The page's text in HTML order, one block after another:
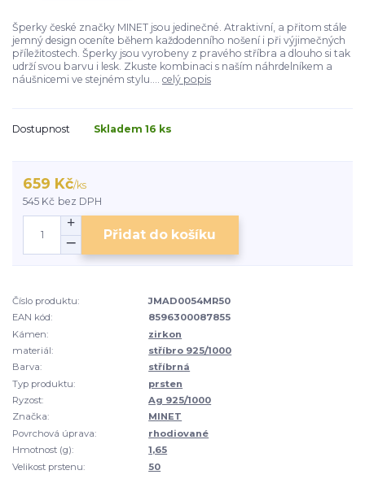
Šperky české značky MINET jsou jedinečné. Atraktivní, a přitom stále
jemný design oceníte během každodenního nošení i při výjimečných
příležitostech. Šperky jsou vyrobeny z pravého stříbra a dlouho si tak
udrží svou barvu i lesk. Zkuste kombinaci s naším náhrdelníkem a
náušnicemi ve stejném stylu.... celý popis
Dostupnost Skladem 16 ks
659 Kč/ks
545 Kč bez DPH
Přidat do košíku
Číslo produktu:
JMAD0054MR50
EAN kód:
8596300087855
Kámen:
zirkon
materiál:
stříbro 925/1000
Barva:
stříbrná
Typ produktu:
prsten
Ryzost:
Ag 925/1000
Značka:
MINET
Povrchová úprava:
rhodiované
Hmotnost (g):
1,65
Velikost prstenu:
50